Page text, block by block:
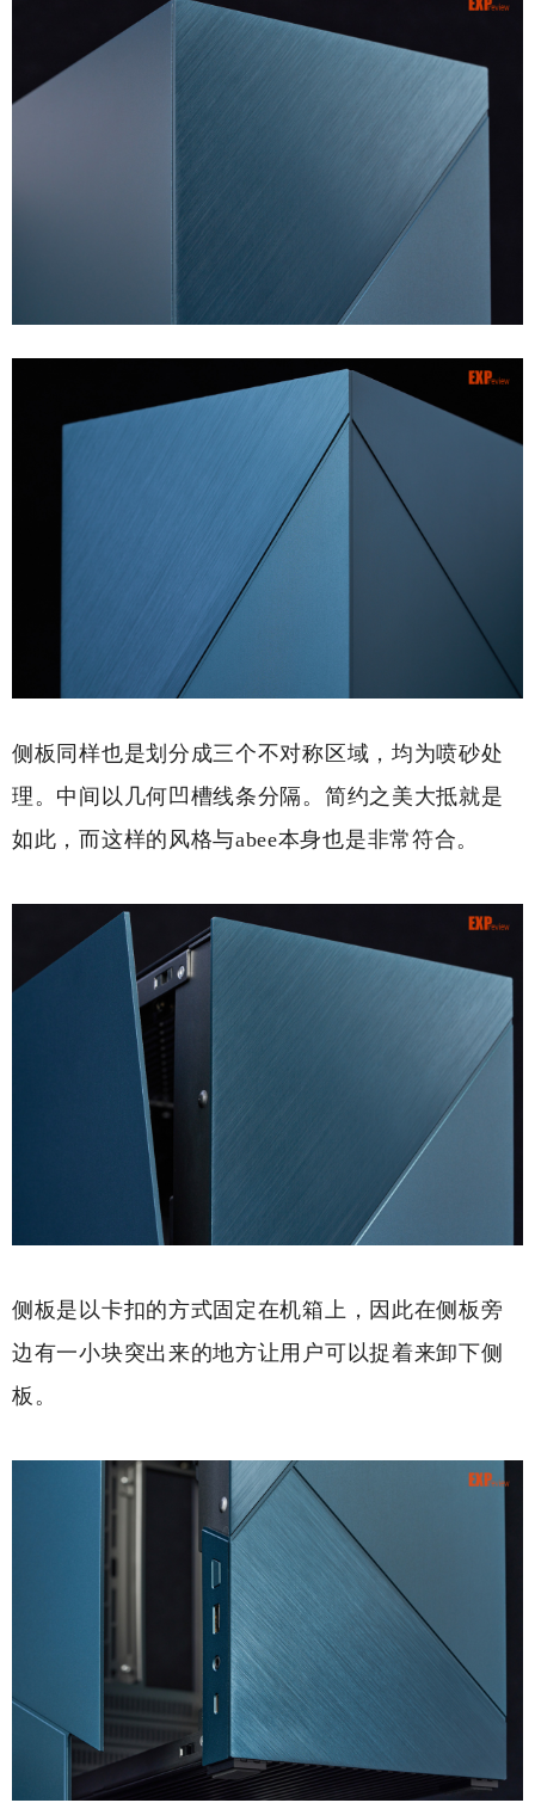
侧板同样也是划分成三个不对称区域，均为喷砂处
理。中间以几何凹槽线条分隔。简约之美大抵就是
如此，而这样的风格与abee本身也是非常符合。
侧板是以卡扣的方式固定在机箱上，因此在侧板旁
边有一小块突出来的地方让用户可以捉着来卸下侧
板。